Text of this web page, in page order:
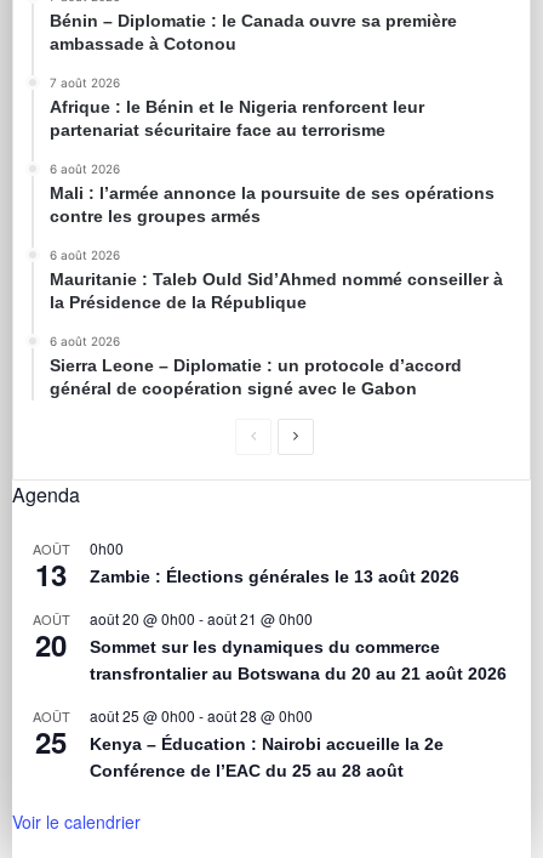
Bénin – Diplomatie : le Canada ouvre sa première
ambassade à Cotonou
7 août 2026
Afrique : le Bénin et le Nigeria renforcent leur
partenariat sécuritaire face au terrorisme
6 août 2026
Mali : l’armée annonce la poursuite de ses opérations
contre les groupes armés
6 août 2026
Mauritanie : Taleb Ould Sid’Ahmed nommé conseiller à
la Présidence de la République
6 août 2026
Sierra Leone – Diplomatie : un protocole d’accord
général de coopération signé avec le Gabon
Agenda
AOÛT
13
0h00
Zambie : Élections générales le 13 août 2026
AOÛT
20
août 20 @ 0h00 -août 21 @ 0h00
Sommet sur les dynamiques du commerce
transfrontalier au Botswana du 20 au 21 août 2026
AOÛT
25
août 25 @ 0h00 -août 28 @ 0h00
Kenya – Éducation : Nairobi accueille la 2e
Conférence de l’EAC du 25 au 28 août
Voir le calendrier